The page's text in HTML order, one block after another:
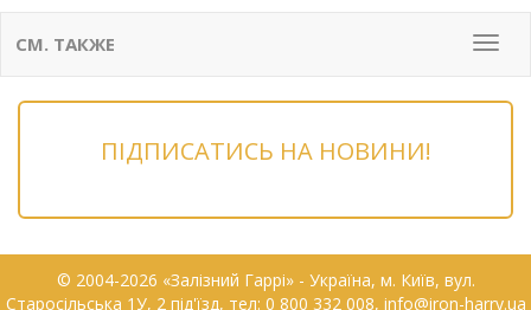
Меню
СМ. ТАКЖЕ
ПІДПИСАТИСЬ НА НОВИНИ!
© 2004-2026 «Залізний Гаррі» - Українa, м. Київ, вул.
Старосільська 1У, 2 під'їзд, тел: 0 800 332 008, info@iron-harry.ua